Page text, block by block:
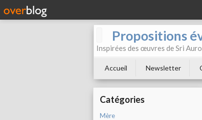
Propositions
Inspirées des œuvres de Sri
Accueil Newsletter
Catégories
Mère